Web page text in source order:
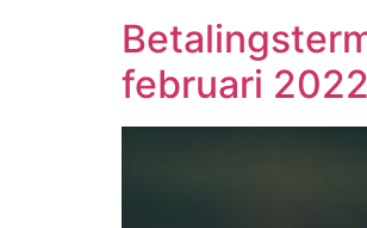
februari